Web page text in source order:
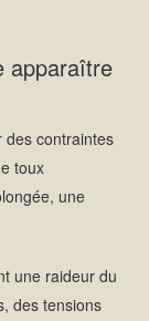
apparaître
des contraintes
toux
une
une raideur du
des tensions